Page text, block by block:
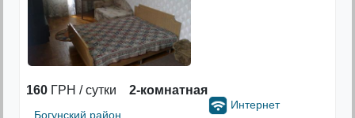
160 ГРН / сутки 2-комнатная
Богунский район
Интернет